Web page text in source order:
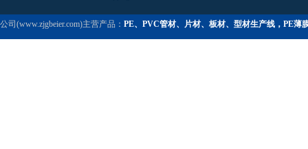
公司(www.zjgbeier.com)主营产品： PE、PVC管材、片材、板材、型材生产线，PE薄